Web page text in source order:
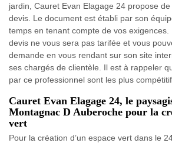
jardin, Cauret Evan Elagage 24 propose
devis. Le document est établi par son
temps en tenant compte de vos
devis ne vous sera pas tarifée et vous
demande en vous rendant sur son site
ses chargés de clientèle. Il est à rappeler
par ce professionnel sont les plus
Cauret Evan Elagage 24, le
Montagnac D Auberoche pour la
vert
Pour la création d’un espace vert dans le